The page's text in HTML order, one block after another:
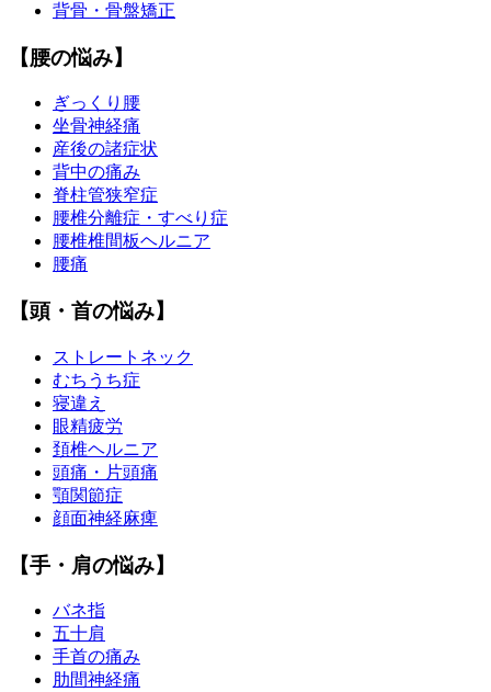
背骨・骨盤矯正
【腰の悩み】
ぎっくり腰
坐骨神経痛
産後の諸症状
背中の痛み
脊柱管狭窄症
腰椎分離症・すべり症
腰椎椎間板ヘルニア
腰痛
【頭・首の悩み】
ストレートネック
むちうち症
寝違え
眼精疲労
頚椎ヘルニア
頭痛・片頭痛
顎関節症
顔面神経麻痺
【手・肩の悩み】
バネ指
五十肩
手首の痛み
肋間神経痛